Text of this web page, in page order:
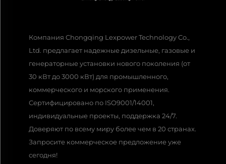
Компания Chongqing Lexpower Technology Co.,
Ltd. предлагает надежные дизельные, газовые и
генераторные установки нового поколения (от
30 кВт до 3000 кВт) для промышленного,
коммерческого и морского применения.
Сертифицировано по ISO9001/14001,
индивидуальные проекты, поддержка 24/7.
Доверяют по всему миру более чем в 20 странах.
Запросите коммерческое предложение уже
сегодня!